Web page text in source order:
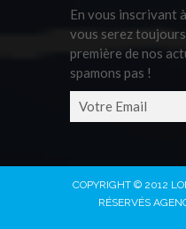
En vous inscrivant
vous serez
première de nos
spamons pas !
COPYRIGHT © 2012
RÉSERVÉS